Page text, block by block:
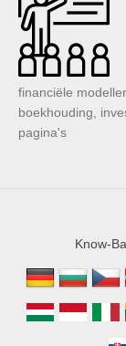
financiële
boekhouding,
pagina's
Know-